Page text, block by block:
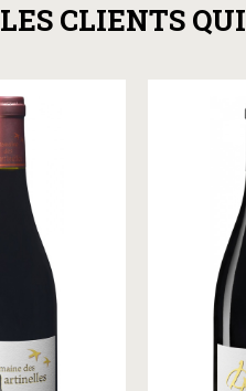
LES CLIENTS